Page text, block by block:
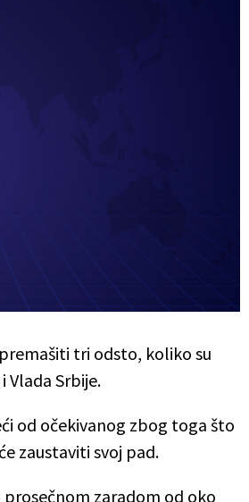
tri odsto, koliko su
Srbije.
od očekivanog zbog toga što
zaustaviti svoj pad.
prosečnom zaradom od oko